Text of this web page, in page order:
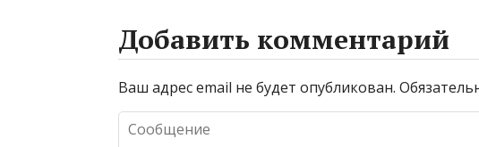
Добавить комментарий
Ваш адрес email не будет опубликован.